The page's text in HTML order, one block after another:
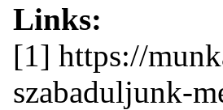
Links:
[1] https://
szabaduljunk-